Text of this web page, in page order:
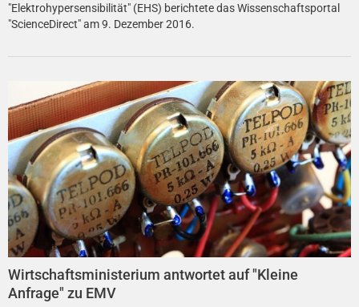
"Elektrohypersensibilität" (EHS) berichtete das Wissenschaftsportal
"ScienceDirect" am 9. Dezember 2016.
Wirtschaftsministerium antwortet auf "Kleine
Anfrage" zu EMV